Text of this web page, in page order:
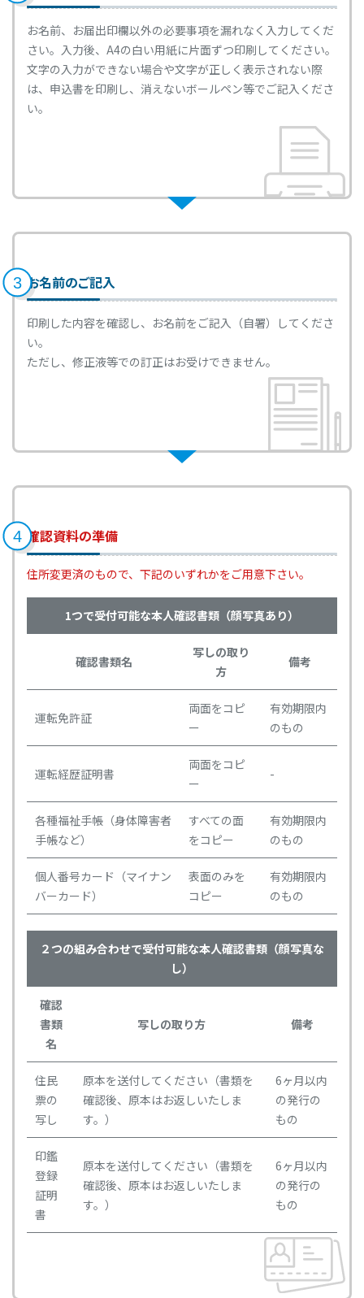
預かり資産 から探す
公共債 投資信託
iDeCo
来店予約サービス（電
お名前、お届出印欄以外の必要事項を漏れなく入力してくだ
さい。入力後、A4の白い用紙に片面ずつ印刷してください。
文字の入力ができない場合や文字が正しく表示されない際
は、申込書を印刷し、消えないボールペン等でご記入くださ
い。
3 お名前のご記入
印刷した内容を確認し、お名前をご記入（自署）してくださ
い。
ただし、修正液等での訂正はお受けできません。
4 確認資料の準備
住所変更済のもので、下記のいずれかをご用意下さい。
1つで受付可能な本人確認書類（顔写真あり）
確認書類名
写しの取り
方
備考
運転免許証
両面をコピ
ー
有効期限内
のもの
運転経歴証明書
両面をコピ
ー
-
各種福祉手帳（身体障害者
手帳など）
すべての面
をコピー
有効期限内
のもの
個人番号カード（マイナン
バーカード）
表面のみを
コピー
有効期限内
のもの
２つの組み合わせで受付可能な本人確認書類（顔写真な
し）
確認
書類
名
写しの取り方 備考
住民
票の
写し
原本を送付してください（書類を
確認後、原本はお返しいたしま
す。）
6ヶ月以内
の発行の
もの
印鑑
登録
証明
書
原本を送付してください（書類を
確認後、原本はお返しいたしま
す。）
6ヶ月以内
の発行の
もの